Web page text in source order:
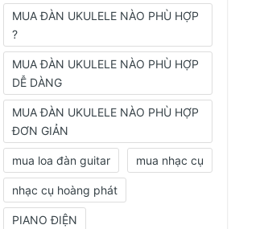
MUA ĐÀN UKULELE NÀO PHÙ HỢP
?
MUA ĐÀN UKULELE NÀO PHÙ HỢP
DỄ DÀNG
MUA ĐÀN UKULELE NÀO PHÙ HỢP
ĐƠN GIẢN
mua loa đàn guitar mua nhạc cụ
nhạc cụ hoàng phát
PIANO ĐIỆN